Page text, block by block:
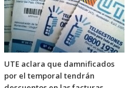
UTE aclara que damnificados
por el temporal tendrán